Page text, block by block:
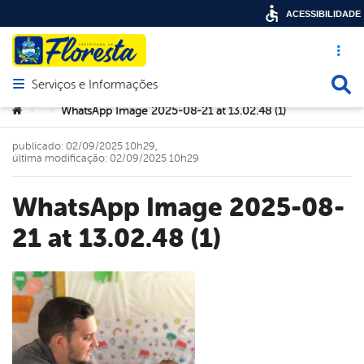
Acesso
Abrir menu principal de navegação
Serviços e Informações
Você está aqui:
> > WhatsApp Image 2025-08-21 at 13.02.48 (1)
WhatsApp Image 2025-08-
21 at 13.02.48 (1)
publicado: 02/09/2025 10h29,
última modificação: 02/09/2025 10h29
ACESSIBILIDADE